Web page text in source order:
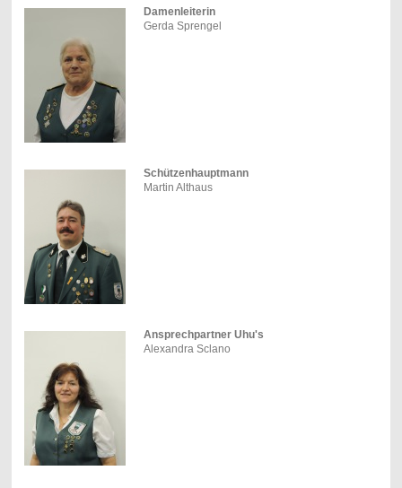
Damenleiterin
Gerda Sprengel
Schützenhauptmann
Martin Althaus
Ansprechpartner Uhu's
Alexandra Sclano